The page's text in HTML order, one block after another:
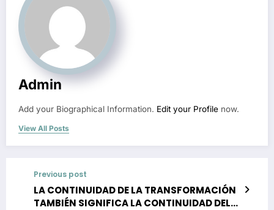
Admin
Add your Biographical Information. Edit your Profile now.
View All Posts
Previous post
LA CONTINUIDAD DE LA TRANSFORMACIÓN
TAMBIÉN SIGNIFICA LA CONTINUIDAD DEL